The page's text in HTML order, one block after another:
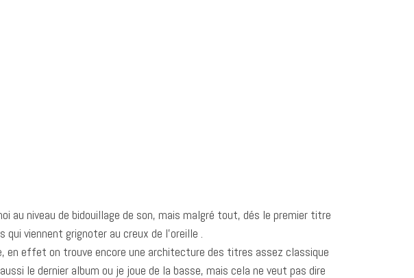
au niveau de bidouillage de son, mais malgré tout, dés le premier titre
viennent grignoter au creux de l’oreille .
en effet on trouve encore une architecture des titres assez classique
le dernier album ou je joue de la basse, mais cela ne veut pas dire